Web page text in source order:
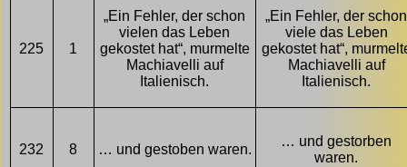
225 1
„Ein Fehler, der schon
vielen das Leben
gekostet hat“, murmelte
Machiavelli auf
Italienisch.
„Ein Fehler, der schon
viele das Leben
gekostet hat“,
Machiavelli auf
Italienisch.
232 8 … und gestoben waren.
… und gestorben
waren.